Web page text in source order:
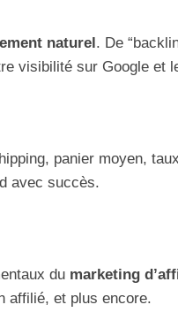
naturel. De
visibilité sur Google et
panier moyen,
avec succès.
du marketing
affilié, et plus encore.